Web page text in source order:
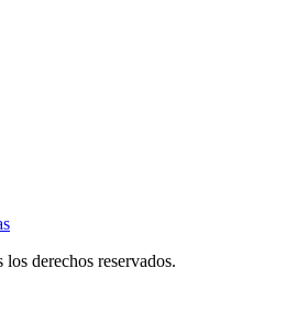
derechos reservados.